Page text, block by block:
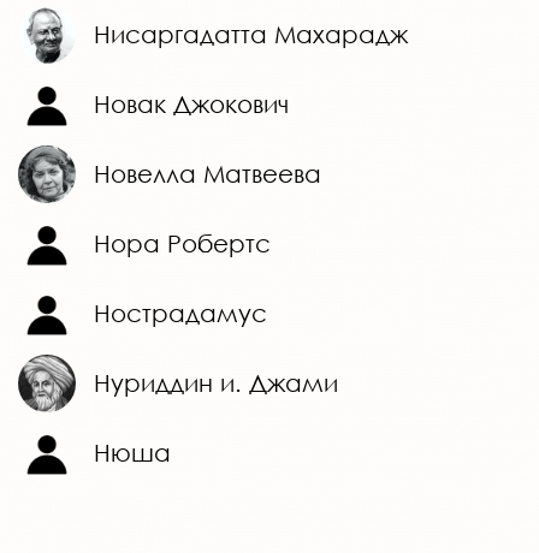
Нисаргадатта Махарадж
Новак Джокович
Новелла Матвеева
Нора Робертс
Нострадамус
Нуриддин и. Джами
Нюша